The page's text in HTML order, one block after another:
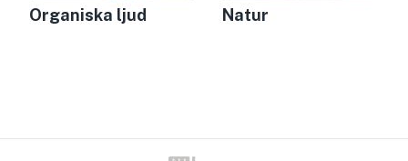
Organiska ljud Natur